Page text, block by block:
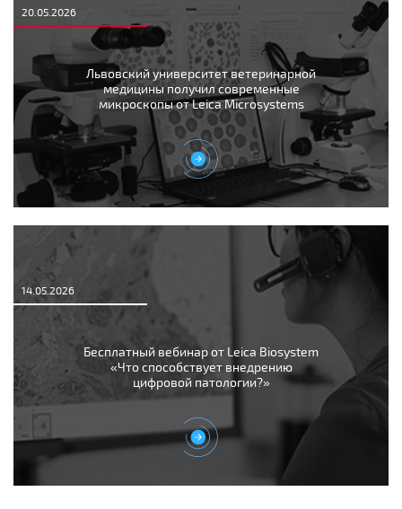
20.05.2026
Львовский университет ветеринарной
медицины получил современные
микроскопы от Leica Microsystems
14.05.2026
Бесплатный вебинар от Leica Biosystem
«Что способствует внедрению
цифровой патологии?»